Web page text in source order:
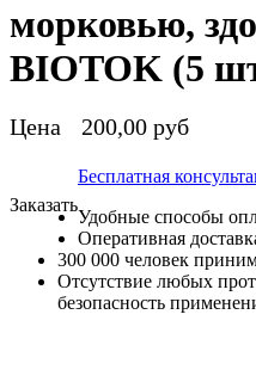
морковью,
BIOTOK (5
Цена 200,00 руб
Заказать
Бесплатная
Удобные способы
Оперативная
300 000 человек
Отсутствие любых
безопасность